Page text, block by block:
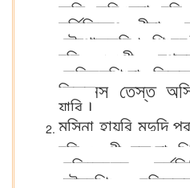
অসি করিগুম্বা চহি
সর্তিফিকেৎ পীবা
লৌথোক্কনি।
চহি ১৫গী
ভেহিকলশিংদা
ফিতনেস তেস্ত
য়ারি।
মসিনা হায়রি মদুদি
চহি ২০গী মতুংদা
রেজিস্ত্রেসন
তৌদবশিং